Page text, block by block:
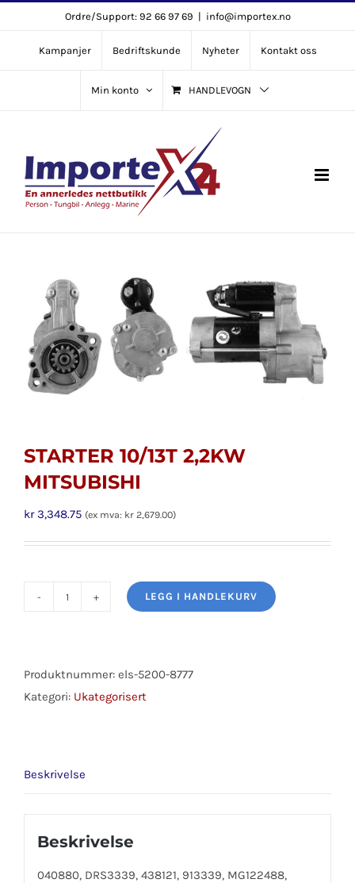
content
Ordre/Support: 92 66 97 69 | info@importex.no
Kampanjer Bedriftskunde Nyheter Kontakt oss
Min konto HANDLEVOGN
STARTER 10/13T 2,2KW
MITSUBISHI
kr3,348.75 (ex mva: kr 2,679.00)
MITSUBISHI
antall
LEGG I HANDLEKURV
Produktnummer: els-5200-8777
Kategori: Ukategorisert
Beskrivelse
Beskrivelse
040880, DRS3339, 438121, 913339, MG122488,